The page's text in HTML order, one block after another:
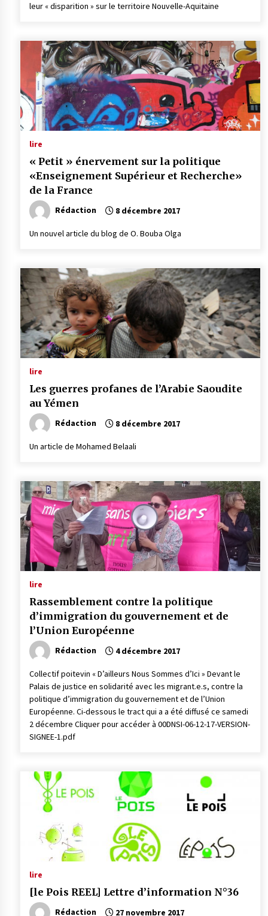
leur « disparition » sur le territoire Nouvelle-Aquitaine
lire
« Petit » énervement sur la politique
«Enseignement Supérieur et Recherche»
de la France
Rédaction 8 décembre 2017
Un nouvel article du blog de O. Bouba Olga
lire
Les guerres profanes de l’Arabie Saoudite
au Yémen
Rédaction 8 décembre 2017
Un article de Mohamed Belaali
lire
Rassemblement contre la politique
d’immigration du gouvernement et de
l’Union Européenne
Rédaction 4 décembre 2017
Collectif poitevin « D’ailleurs Nous Sommes d’Ici » Devant le
Palais de justice en solidarité avec les migrant.e.s, contre la
politique d’immigration du gouvernement et de l’Union
Européenne. Ci-dessous le tract qui a a été diffusé ce samedi
2 décembre Cliquer pour accéder à 00DNSI-06-12-17-VERSION-
SIGNEE-1.pdf
lire
[le Pois REEL] Lettre d’information N°36
Rédaction 27 novembre 2017